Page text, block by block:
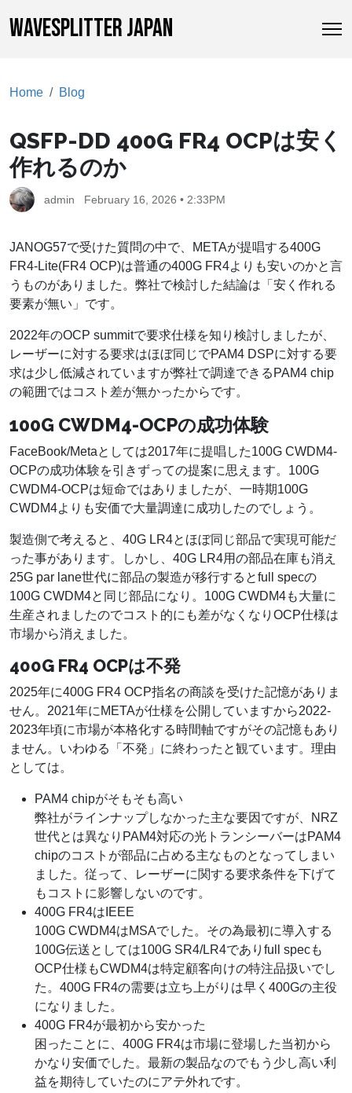
WAVESPLITTER JAPAN
Home Blog
QSFP-DD 400G FR4 OCPは安く
作れるのか
admin February 16, 2026 • 2:33PM
JANOG57で受けた質問の中で、METAが提唱する400G
FR4-Lite(FR4 OCP)は普通の400G FR4よりも安いのかと言
うものがありました。弊社で検討した結論は「安く作れる
要素が無い」です。
2022年のOCP summitで要求仕様を知り検討しましたが、
レーザーに対する要求はほぼ同じでPAM4 DSPに対する要
求は少し低減されていますが弊社で調達できるPAM4 chip
の範囲ではコスト差が無かったからです。
100G CWDM4-OCPの成功体験
FaceBook/Metaとしては2017年に提唱した100G CWDM4-
OCPの成功体験を引きずっての提案に思えます。100G
CWDM4-OCPは短命ではありましたが、一時期100G
CWDM4よりも安価で大量調達に成功したのでしょう。
製造側で考えると、40G LR4とほぼ同じ部品で実現可能だ
った事があります。しかし、40G LR4用の部品在庫も消え
25G par lane世代に部品の製造が移行するとfull specの
100G CWDM4と同じ部品になり。100G CWDM4も大量に
生産されましたのでコスト的にも差がなくなりOCP仕様は
市場から消えました。
400G FR4 OCPは不発
2025年に400G FR4 OCP指名の商談を受けた記憶がありま
せん。2021年にMETAが仕様を公開していますから2022-
2023年頃に市場が本格化する時間軸ですがその記憶もあり
ません。いわゆる「不発」に終わったと観ています。理由
としては。
PAM4 chipがそもそも高い
弊社がラインナップしなかった主な要因ですが、NRZ
世代とは異なりPAM4対応の光トランシーバーはPAM4
chipのコストが部品に占める主なものとなってしまい
ました。従って、レーザーに関する要求条件を下げて
もコストに影響しないのです。
400G FR4はIEEE
100G CWDM4はMSAでした。その為最初に導入する
100G伝送としては100G SR4/LR4でありfull specも
OCP仕様もCWDM4は特定顧客向けの特注品扱いでし
た。400G FR4の需要は立ち上がりは早く400Gの主役
になりました。
400G FR4が最初から安かった
困ったことに、400G FR4は市場に登場した当初から
かなり安価でした。最新の製品なのでもう少し高い利
益を期待していたのにアテ外れです。